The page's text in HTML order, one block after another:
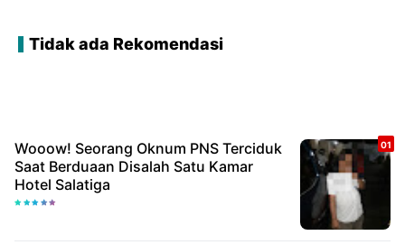
Tidak ada Rekomendasi
Wooow! Seorang Oknum PNS Terciduk
Saat Berduaan Disalah Satu Kamar
Hotel Salatiga